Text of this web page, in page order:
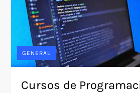
GENERAL
Cursos de